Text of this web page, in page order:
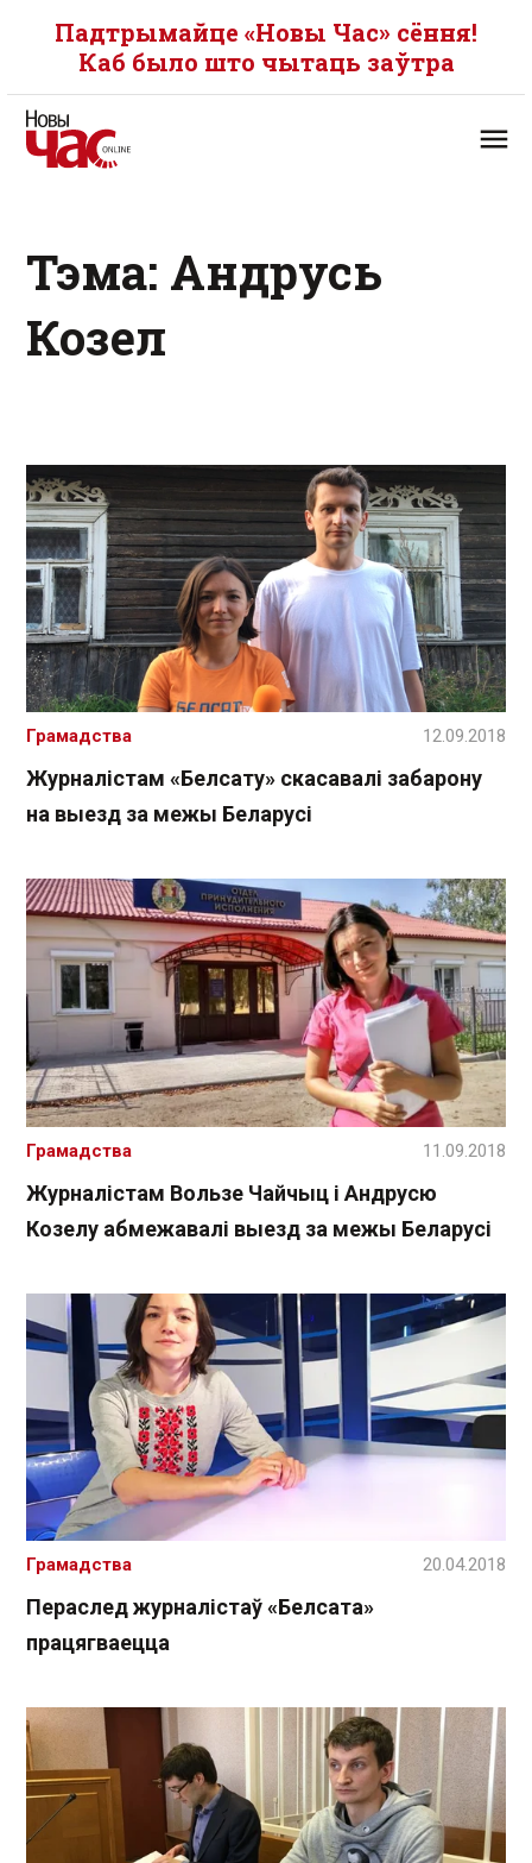
Падтрымайце «Новы Час» сёння!
Каб было што чытаць заўтра
Тэма: Андрусь
Козел
Журналістам «Белсату» скасавалі забарону
на выезд за межы Беларусі
Грамадства 12.09.2018
Журналістам Вользе Чайчыц і Андрусю
Козелу абмежавалі выезд за межы Беларусі
Грамадства 11.09.2018
Пераслед журналістаў «Белсата»
працягваецца
Грамадства 20.04.2018